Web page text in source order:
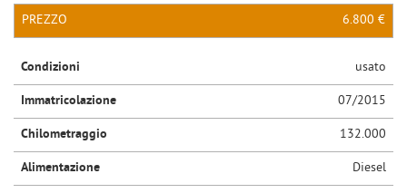
PREZZO 6.800 €
Condizioni usato
Immatricolazione 07/2015
Chilometraggio 132.000
Alimentazione Diesel